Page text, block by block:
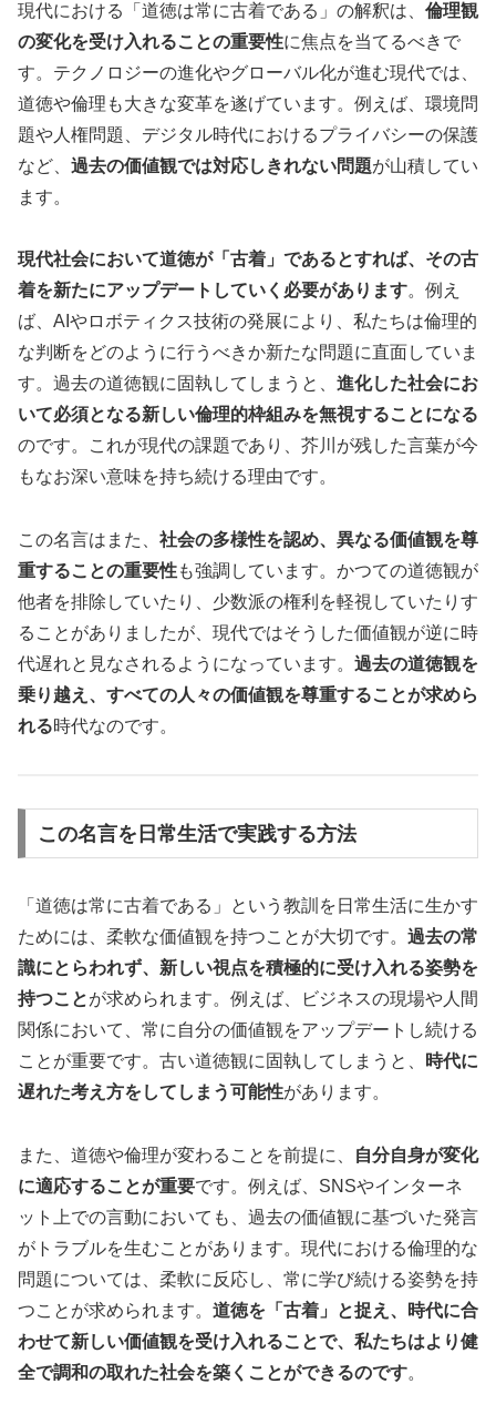
現代における「道徳は常に古着である」の解釈は、 倫理観
の変化を受け入れることの重要性に焦点を当てるべきで
す。テクノロジーの進化やグローバル化が進む現代では、
道徳や倫理も大きな変革を遂げています。例えば、環境問
題や人権問題、デジタル時代におけるプライバシーの保護
など、 過去の価値観では対応しきれない問題が山積してい
ます。
現代社会において道徳が「古着」であるとすれば、その古
着を新たにアップデートしていく必要があります。例え
ば、AIやロボティクス技術の発展により、私たちは倫理的
な判断をどのように行うべきか新たな問題に直面していま
す。過去の道徳観に固執してしまうと、 進化した社会にお
いて必須となる新しい倫理的枠組みを無視することになる
のです。これが現代の課題であり、芥川が残した言葉が今
もなお深い意味を持ち続ける理由です。
この名言はまた、 社会の多様性を認め、異なる価値観を尊
重することの重要性も強調しています。かつての道徳観が
他者を排除していたり、少数派の権利を軽視していたりす
ることがありましたが、現代ではそうした価値観が逆に時
代遅れと見なされるようになっています。 過去の道徳観を
乗り越え、すべての人々の価値観を尊重することが求めら
れる時代なのです。
この名言を日常生活で実践する方法
「道徳は常に古着である」という教訓を日常生活に生かす
ためには、柔軟な価値観を持つことが大切です。 過去の常
識にとらわれず、新しい視点を積極的に受け入れる姿勢を
持つことが求められます。例えば、ビジネスの現場や人間
関係において、常に自分の価値観をアップデートし続ける
ことが重要です。古い道徳観に固執してしまうと、 時代に
遅れた考え方をしてしまう可能性があります。
また、道徳や倫理が変わることを前提に、
自分自身が変化
に適応することが重要です。例えば、SNSやインターネ
ット上での言動においても、過去の価値観に基づいた発言
がトラブルを生むことがあります。現代における倫理的な
問題については、柔軟に反応し、常に学び続ける姿勢を持
つことが求められます。 道徳を「古着」と捉え、時代に合
わせて新しい価値観を受け入れることで、私たちはより健
全で調和の取れた社会を築くことができるのです。